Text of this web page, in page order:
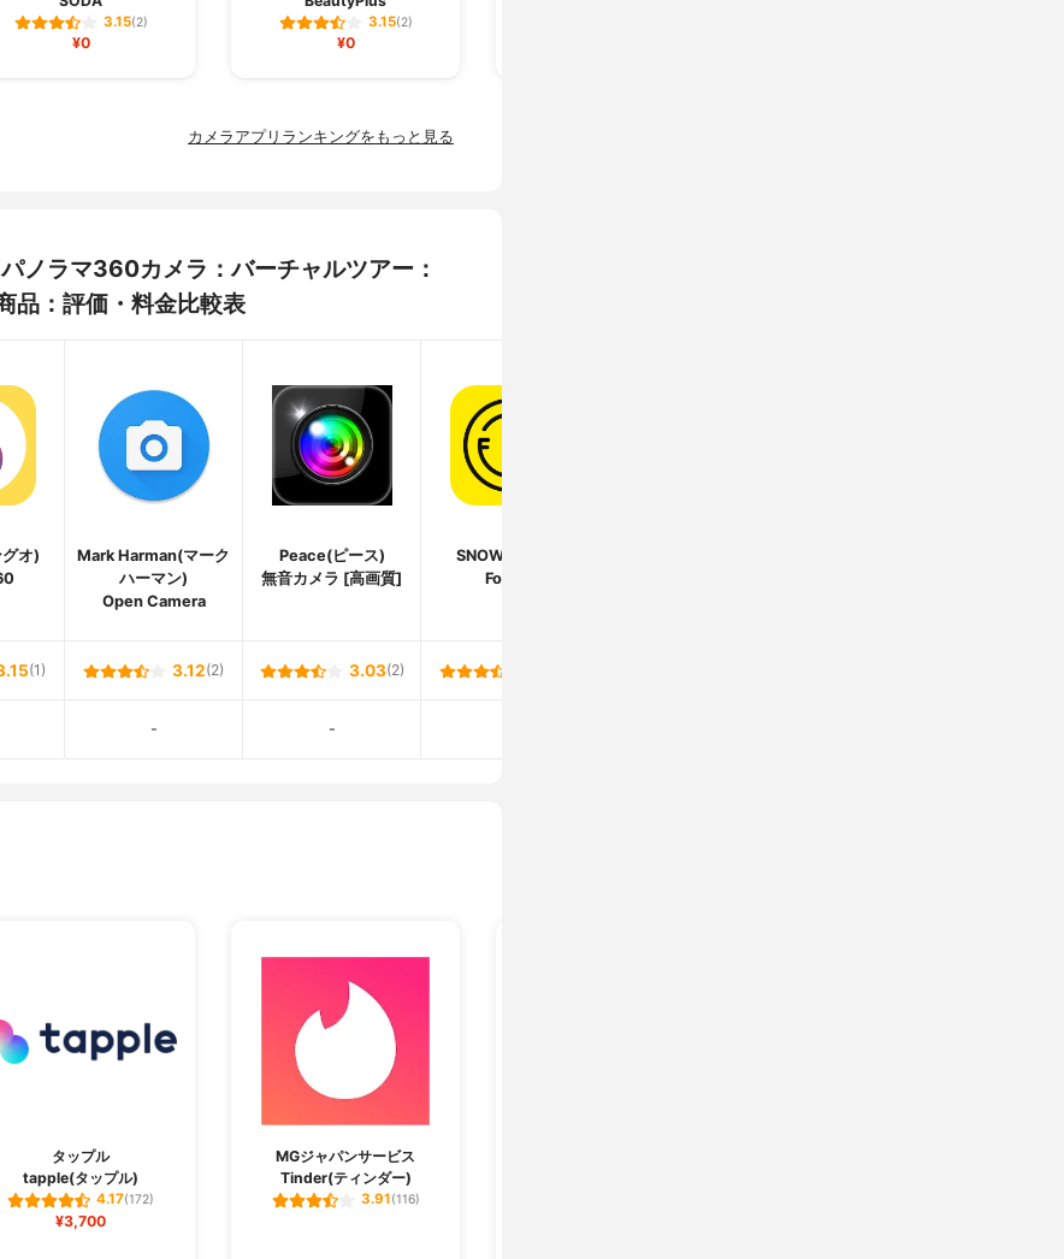
3.15(2)
¥0
3.15(2)
¥0
カメラアプリランキングをもっと見る
ノラマ360カメラ：バーチャルツアー：
品：評価・料金比較表
オ)
Mark Harman(マーク
ハーマン)
Open Camera
Peace(ピース)
無音カメラ [高画質]
SNOW(スノー)
Foodie
(1) 3.12(2) 3.03(2)
- -
タップル
tapple(タップル)
4.17(172)
¥3,700
MGジャパンサービス
Tinder(ティンダー)
3.91(116)